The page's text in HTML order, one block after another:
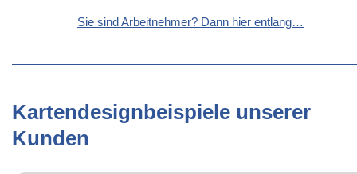
Sie sind Arbeitnehmer? Dann hier entlang…
Kartendesignbeispiele unserer
Kunden